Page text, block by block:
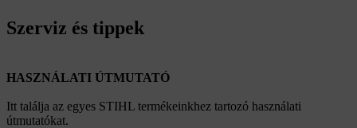
Szerviz és tippek
HASZNÁLATI ÚTMUTATÓ
Itt találja az egyes STIHL termékeinkhez tartozó használati
útmutatókat.